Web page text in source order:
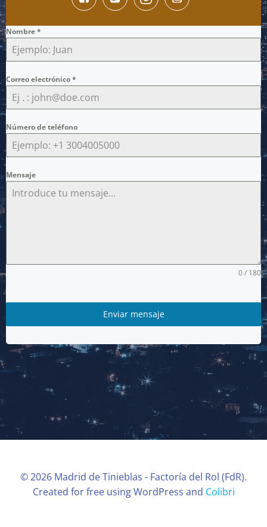
Nombre*
Correo electrónico*
Número de teléfono
Mensaje
0 / 180
Enviar mensaje
© 2026 Madrid de Tinieblas - Factoría del Rol (FdR).
Created for free using WordPress and Colibri